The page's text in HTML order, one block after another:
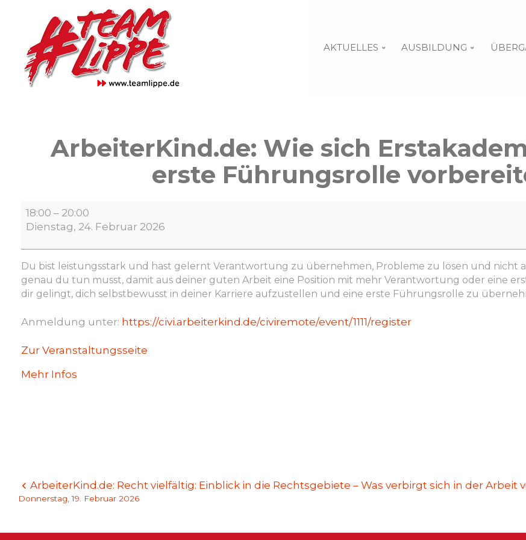
AKTUELLES AUSBILDUNG
ArbeiterKind.de: Wie sich
erste Führungsrolle
ArbeiterKind.de:
Wie
Erstakademiker:innen
auf
ihre
erste
vorbereiten
18:00 – 20:00
Dienstag, 24. Februar 2026
Du bist leistungsstark und hast gelernt Verantwortung zu übernehmen, Probleme zu lösen und nicht
genau du tun musst, damit aus deiner guten Arbeit eine Position mit mehr Verantwortung oder eine
dir gelingt, dich selbstbewusst in deiner Karriere aufzustellen und eine erste Führungsrolle zu
Anmeldung unter: https://civi.arbeiterkind.de/civiremote/event/1111/register
Zur Veranstaltungsseite
Mehr Infos
Beitragsnavigation
ArbeiterKind.de: Recht vielfältig: Einblick in die Rechtsgebiete – Was verbirgt sich in der
Donnerstag, 19. Februar 2026